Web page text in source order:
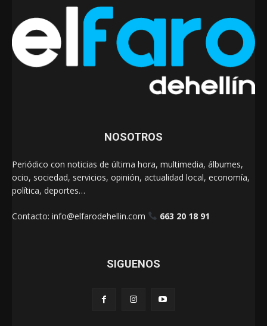
NOSOTROS
Periódico con noticias de última hora, multimedia, álbumes,
ocio, sociedad, servicios, opinión, actualidad local, economía,
política, deportes…
Contacto: info@elfarodehellin.com 663 20 18 91
SIGUENOS